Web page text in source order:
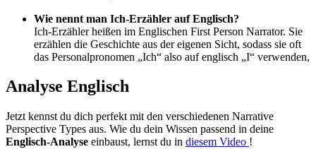
Wie nennt man Ich-Erzähler auf Englisch?
Ich-Erzähler heißen im Englischen First Person Narrator. Sie
erzählen die Geschichte aus der eigenen Sicht, sodass sie oft
das Personalpronomen „Ich“ also auf englisch „I“ verwenden,
Analyse Englisch
Jetzt kennst du dich perfekt mit den verschiedenen Narrative
Perspective Types aus. Wie du dein Wissen passend in deine
Englisch-Analyse einbaust, lernst du in diesem Video !